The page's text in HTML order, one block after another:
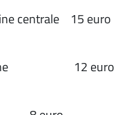
centrale 15 euro
ordine
12 euro